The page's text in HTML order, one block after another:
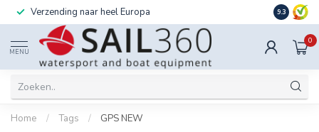
Verzending naar heel Europa Ook
9.3
MENU
0
Home / Tags / GPS NEW